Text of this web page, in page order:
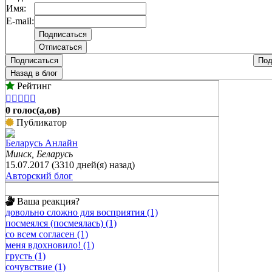
Имя:
E-mail:
Подписаться
Назад в блог
Рейтинг
    
0 голос(а,ов)
Публикатор
Беларусь Анлайн
Минск, Беларусь
15.07.2017 (3310 дней(я) назад)
Авторский блог
Ваша реакция?
довольно сложно для восприятия (1)
посмеялся (посмеялась) (1)
со всем согласен (1)
меня вдохновило! (1)
грусть (1)
сочувствие (1)